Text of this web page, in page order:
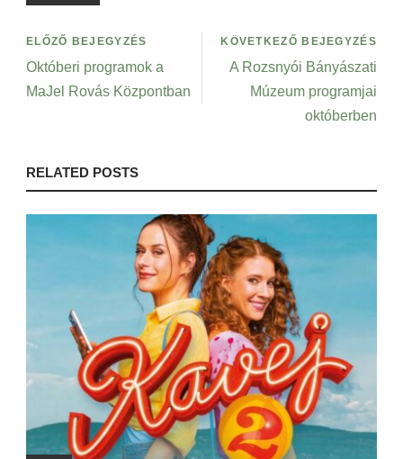
ELŐZŐ BEJEGYZÉS
Októberi programok a
MaJel Rovás Központban
KÖVETKEZŐ BEJEGYZÉS
A Rozsnyói Bányászati
Múzeum programjai
októberben
RELATED POSTS